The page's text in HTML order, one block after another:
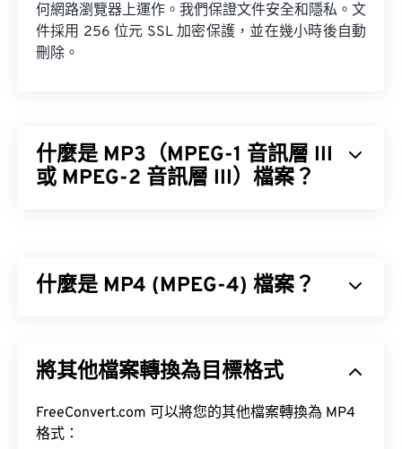
何網路瀏覽器上運作。我們保證文件安全和隱私。文
件採用 256 位元 SSL 加密保護，並在幾小時後自動
刪除。
什麼是 MP3（MPEG-1 音訊層 III
或 MPEG-2 音訊層 III）檔案？
費者最常用的音訊檔案格式。由於其體積小、音質尚
如何開啟 MP3 檔案？
由於 MP3 檔案非常普及，大多數主流音訊播放程式
什麼是 MP4 (MPEG-4) 檔案？
統相容，使用編解碼器來壓縮檔案大小，從而產生易
用於在網路上進行串流媒體播放，例如在 YouTube
上。許多人認為 MP4 是當今最好的視訊格式之一。
將其他檔案轉換為目標格式
FreeConvert.com 可以將您的其他檔案轉換為 MP4
格式：